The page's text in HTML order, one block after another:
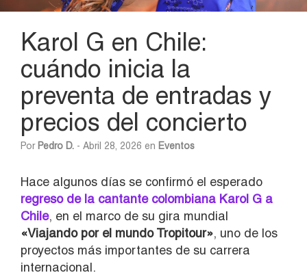
Karol G en Chile:
cuándo inicia la
preventa de entradas y
precios del concierto
Por Pedro D. - Abril 28, 2026 en Eventos
Hace algunos días se confirmó el esperado
regreso de la cantante colombiana Karol G a
Chile, en el marco de su gira mundial
«Viajando por el mundo Tropitour», uno de los
proyectos más importantes de su carrera
internacional.